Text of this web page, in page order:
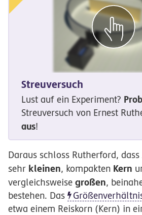
Streuversuch
Lust auf ein Experiment?
Streuversuch von Ernest
aus!
Daraus schloss Rutherford,
sehr kleinen, kompakten Kern
vergleichsweise großen,
bestehen. Das
etwa einem Reiskorn (Kern) in